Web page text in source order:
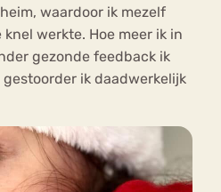
waardoor ik mezelf
werkte. Hoe meer ik in
gezonde feedback ik
ik daadwerkelijk